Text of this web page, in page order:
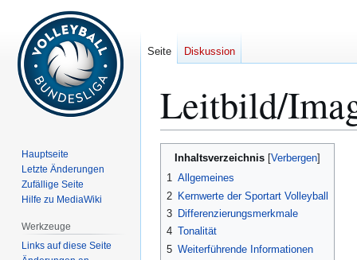
Leitbild/
Zur
springen
Zur
springen
Inhaltsverzeichnis
1 Allgemeines
2 Kernwerte der Sportart Volleyball
3 Differenzierungsmerkmale
4 Tonalität
5 Weiterführende Informationen
Seite Diskussion
Hauptseite
Letzte Änderungen
Zufällige Seite
Hilfe zu MediaWiki
Werkzeuge
Links auf diese Seite